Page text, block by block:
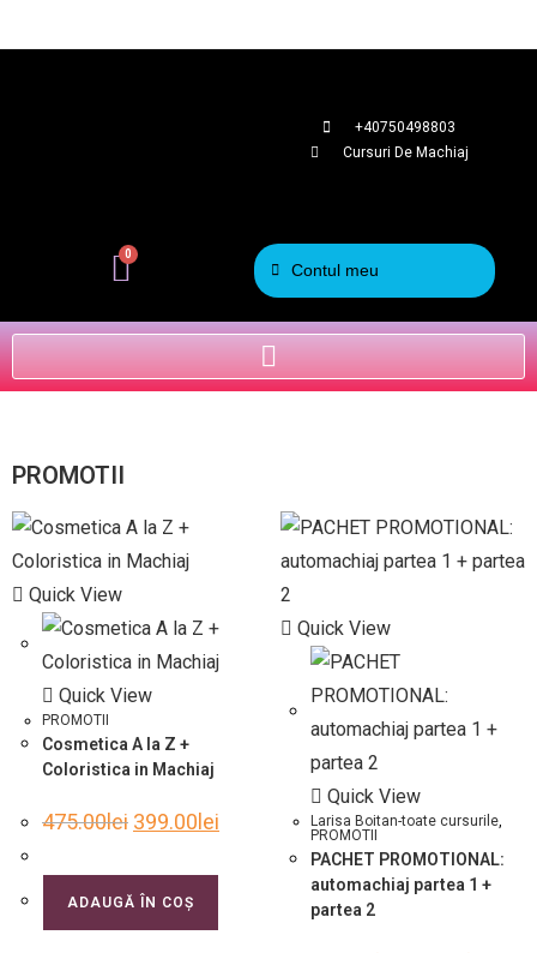
+40750498803
Cursuri De Machiaj
Contul meu
0
PROMOTII
Quick View
Quick View
PROMOTII
Cosmetica A la Z +
Coloristica in Machiaj
475.00lei 399.00 lei
ADAUGĂ ÎN COȘ
Quick View
Quick View
Larisa Boitan-toate cursurile,
PROMOTII
PACHET PROMOTIONAL:
automachiaj partea 1 +
partea 2